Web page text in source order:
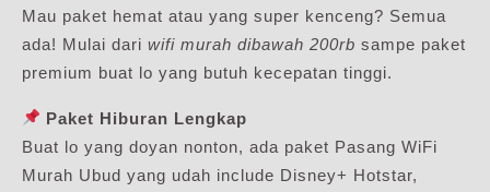
Mau paket hemat atau yang super kenceng? Semua
ada! Mulai dari wifi murah dibawah 200rb sampe paket
premium buat lo yang butuh kecepatan tinggi.
Paket Hiburan Lengkap
Buat lo yang doyan nonton, ada paket Pasang WiFi
Murah Ubud yang udah include Disney+ Hotstar,